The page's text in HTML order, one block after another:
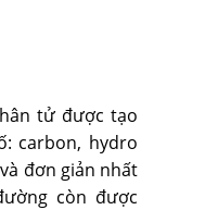
tử được tạo
carbon, hydro
đơn giản nhất
còn được